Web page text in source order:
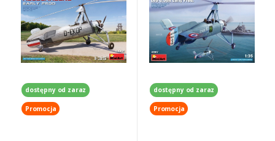
dostępny od zaraz
Promocja
dostępny od zaraz
Promocja